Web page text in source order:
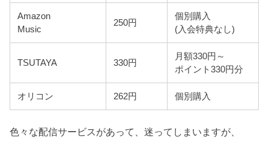
Amazon
Music
250円
個別購入
(入会特典なし)
TSUTAYA 330円
月額330円～
ポイント330円分
オリコン 262円 個別購入
色々な配信サービスがあって、迷ってしまいますが、